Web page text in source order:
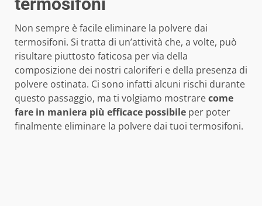
Non sempre è facile eliminare la polvere dai
termosifoni. Si tratta di un’attività che, a volte, può
risultare piuttosto faticosa per via della
composizione dei nostri caloriferi e della presenza di
polvere ostinata. Ci sono infatti alcuni rischi durante
questo passaggio, ma ti volgiamo mostrarecome
fare in maniera più efficace possibile per poter
finalmente eliminare la polvere dai tuoi termosifoni.